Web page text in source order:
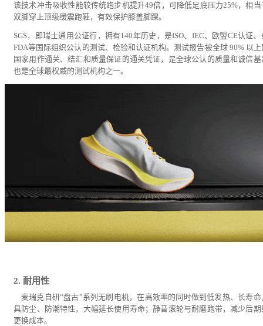
该技术冲击吸收性能较传统跑步机提升49倍，可降低足底压力25%，相当
双脚穿上顶级缓震跑鞋，有效保护膝盖脚踝。
SGS，即瑞士通用公证行，拥有140年历史，是ISO、IEC、欧盟CE认证、
FDA等国际组织公认的测试、检验和认证机构。测试报告被全球 90% 以上
国家用作通关、结汇和质量保证的通关凭证，是全球公认的质量和诚信基
也是全球最权威的测试机构之一。
2. 耐用性
麦瑞克自研“盘古”系列无刷电机，在高效率的同时做到低发热、长寿命
具防尘、防潮特性，大幅延长使用寿命；静音滚轮与耐磨跑带，减少后期
更换成本。